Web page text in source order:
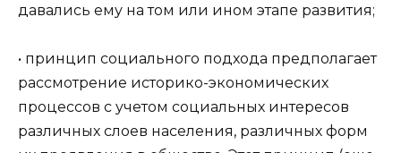
давались ему на том или ином этапе развития;
• принцип социального подхода предполагает
рассмотрение историко-экономических
процессов с учетом социальных интересов
различных слоев населения, различных форм